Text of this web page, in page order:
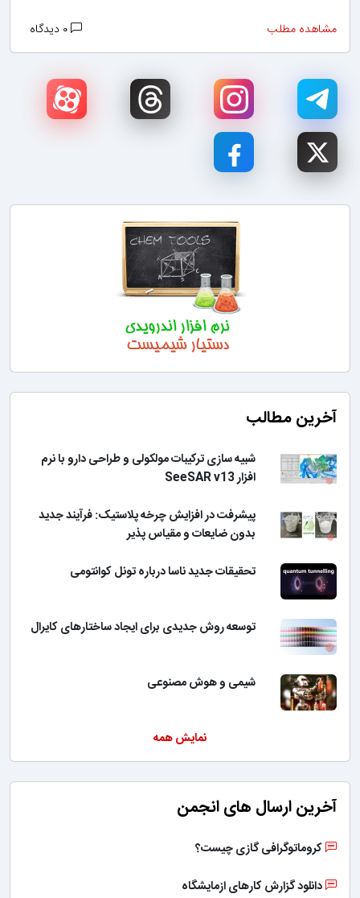
مشاهده مطلب
آخرین مطالب
شبیه سازی ترکیبات مولکولی و طراحی دارو با نرم
افزار SeeSAR v13
پیشرفت در افزایش چرخه پلاستیک: فرآیند جدید
بدون ضایعات و مقیاس پذیر
تحقیقات جدید ناسا درباره تونل کوانتومی
توسعه روش جدیدی برای ایجاد ساختارهای کایرال
شیمی و هوش مصنوعی
نمایش همه
آخرین ارسال های انجمن
کروماتوگرافی گازی چیست؟
دانلود گزارش کارهای ازمایشگاه